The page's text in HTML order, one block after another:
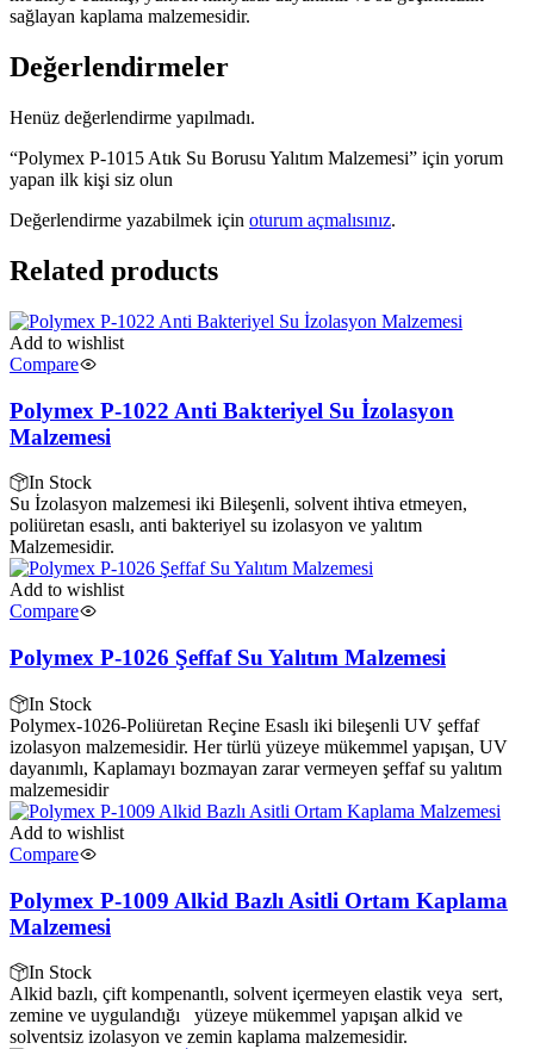
sağlayan kaplama malzemesidir.
Değerlendirmeler
Henüz değerlendirme yapılmadı.
“Polymex P-1015 Atık Su Borusu Yalıtım Malzemesi” için yorum
yapan ilk kişi siz olun
Değerlendirme yazabilmek için oturum açmalısınız.
Related products
Add to wishlist
Compare
Polymex P-1022 Anti Bakteriyel Su İzolasyon
Malzemesi
In Stock
Su İzolasyon malzemesi iki Bileşenli, solvent ihtiva etmeyen,
poliüretan esaslı, anti bakteriyel su izolasyon ve yalıtım
Malzemesidir.
Add to wishlist
Compare
Polymex P-1026 Şeffaf Su Yalıtım Malzemesi
In Stock
Polymex-1026-Poliüretan Reçine Esaslı iki bileşenli UV şeffaf
izolasyon malzemesidir. Her türlü yüzeye mükemmel yapışan, UV
dayanımlı, Kaplamayı bozmayan zarar vermeyen şeffaf su yalıtım
malzemesidir
Add to wishlist
Compare
Polymex P-1009 Alkid Bazlı Asitli Ortam Kaplama
Malzemesi
In Stock
Alkid bazlı, çift kompenantlı, solvent içermeyen elastik veya sert,
zemine ve uygulandığı yüzeye mükemmel yapışan alkid ve
solventsiz izolasyon ve zemin kaplama malzemesidir.